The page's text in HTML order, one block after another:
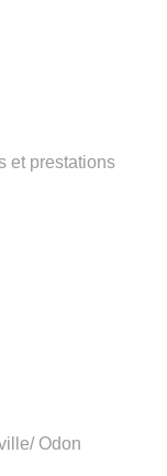
et prestations
Odon